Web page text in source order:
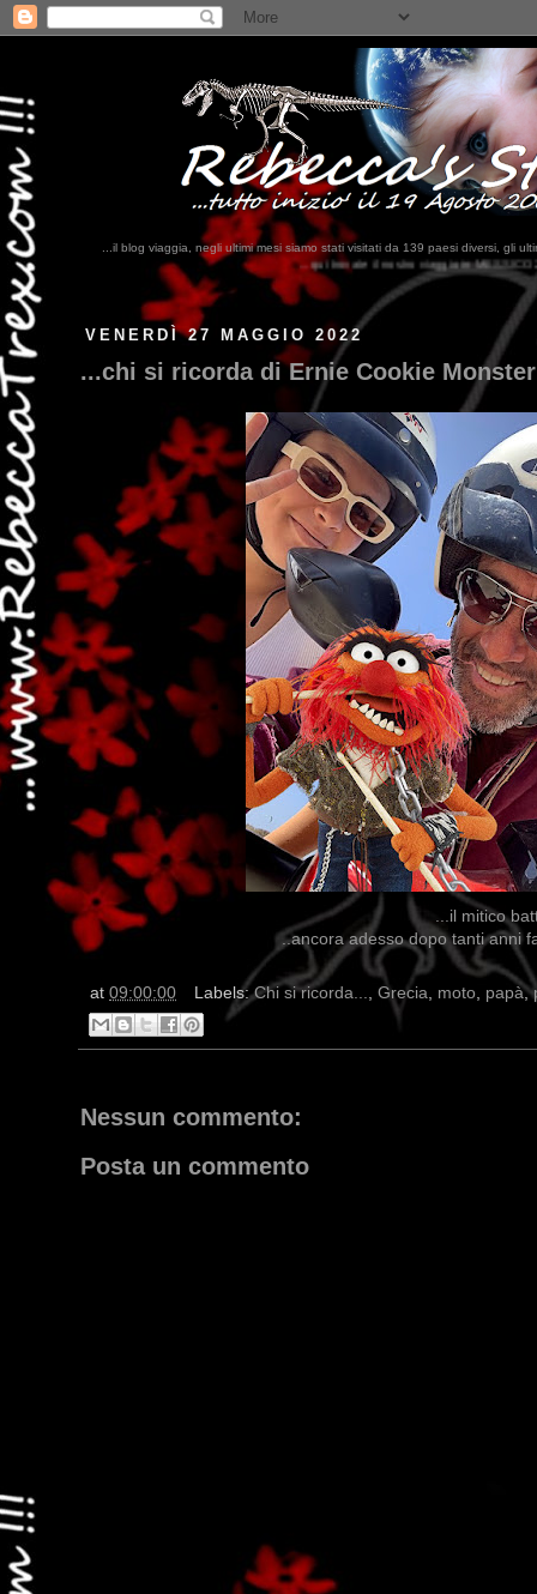
...il blog viaggia, negli ultimi mesi siamo stati visitati da 139 paesi diversi, gli
...qui trovate il nostro viaggio in MESSICO 2023...clikka qui !!!
VENERDÌ 27 MAGGIO 2022
...chi si ricorda di Ernie Cookie
...il mitico
..ancora adesso dopo tanti anni
at 09:00:00 Labels:Chi si ricorda..., Grecia, moto, papà,
Nessun commento:
Posta un commento